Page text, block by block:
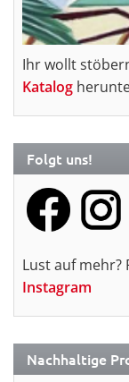
Ihr wollt
Katalog
Folgt uns!
Lust auf mehr?
Instagram
Nachhaltige